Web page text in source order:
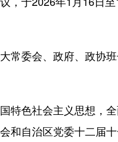
委会、政府、政协
色社会主义思想，
和自治区党委十二届